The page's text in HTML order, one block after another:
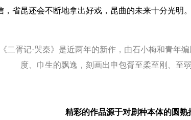
省昆还会不断地拿出好戏，昆曲的未来十分光明。
二胥记·哭秦》是近两年的新作，由石小梅和青年
度、巾生的飘逸，刻画出申包胥至柔至刚、至
精彩的作品源于对剧种本体的圆熟